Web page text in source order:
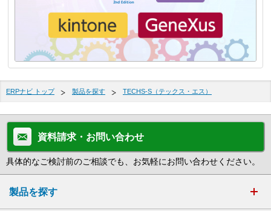
ERPナビ トップ 製品を探す TECHS-S（テックス・エス）
資料請求・お問い合わせ
具体的なご検討前のご相談でも、お気軽にお問い合わせください。
製品を探す